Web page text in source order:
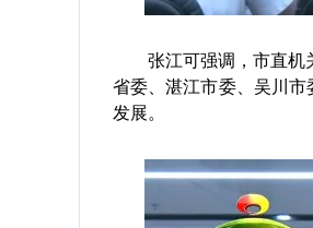
张江可强调，市直机关
省委、湛江市委、吴川市
发展。